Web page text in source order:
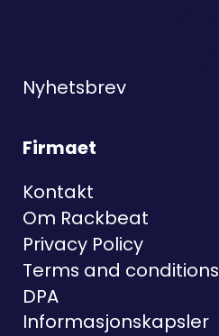
Nyhetsbrev
Firmaet
Kontakt
Om Rackbeat
Privacy Policy
Terms and conditions
DPA
Informasjonskapsler